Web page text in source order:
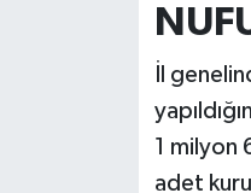
İl
1 milyon
adet